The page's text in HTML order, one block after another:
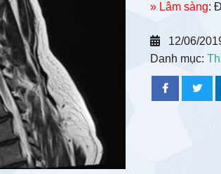
» Lâm sàng:
12/06/
Danh mục: